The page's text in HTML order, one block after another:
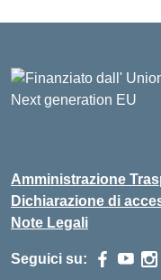
Amministrazione
Dichiarazione di
Note Legali
Seguici su: